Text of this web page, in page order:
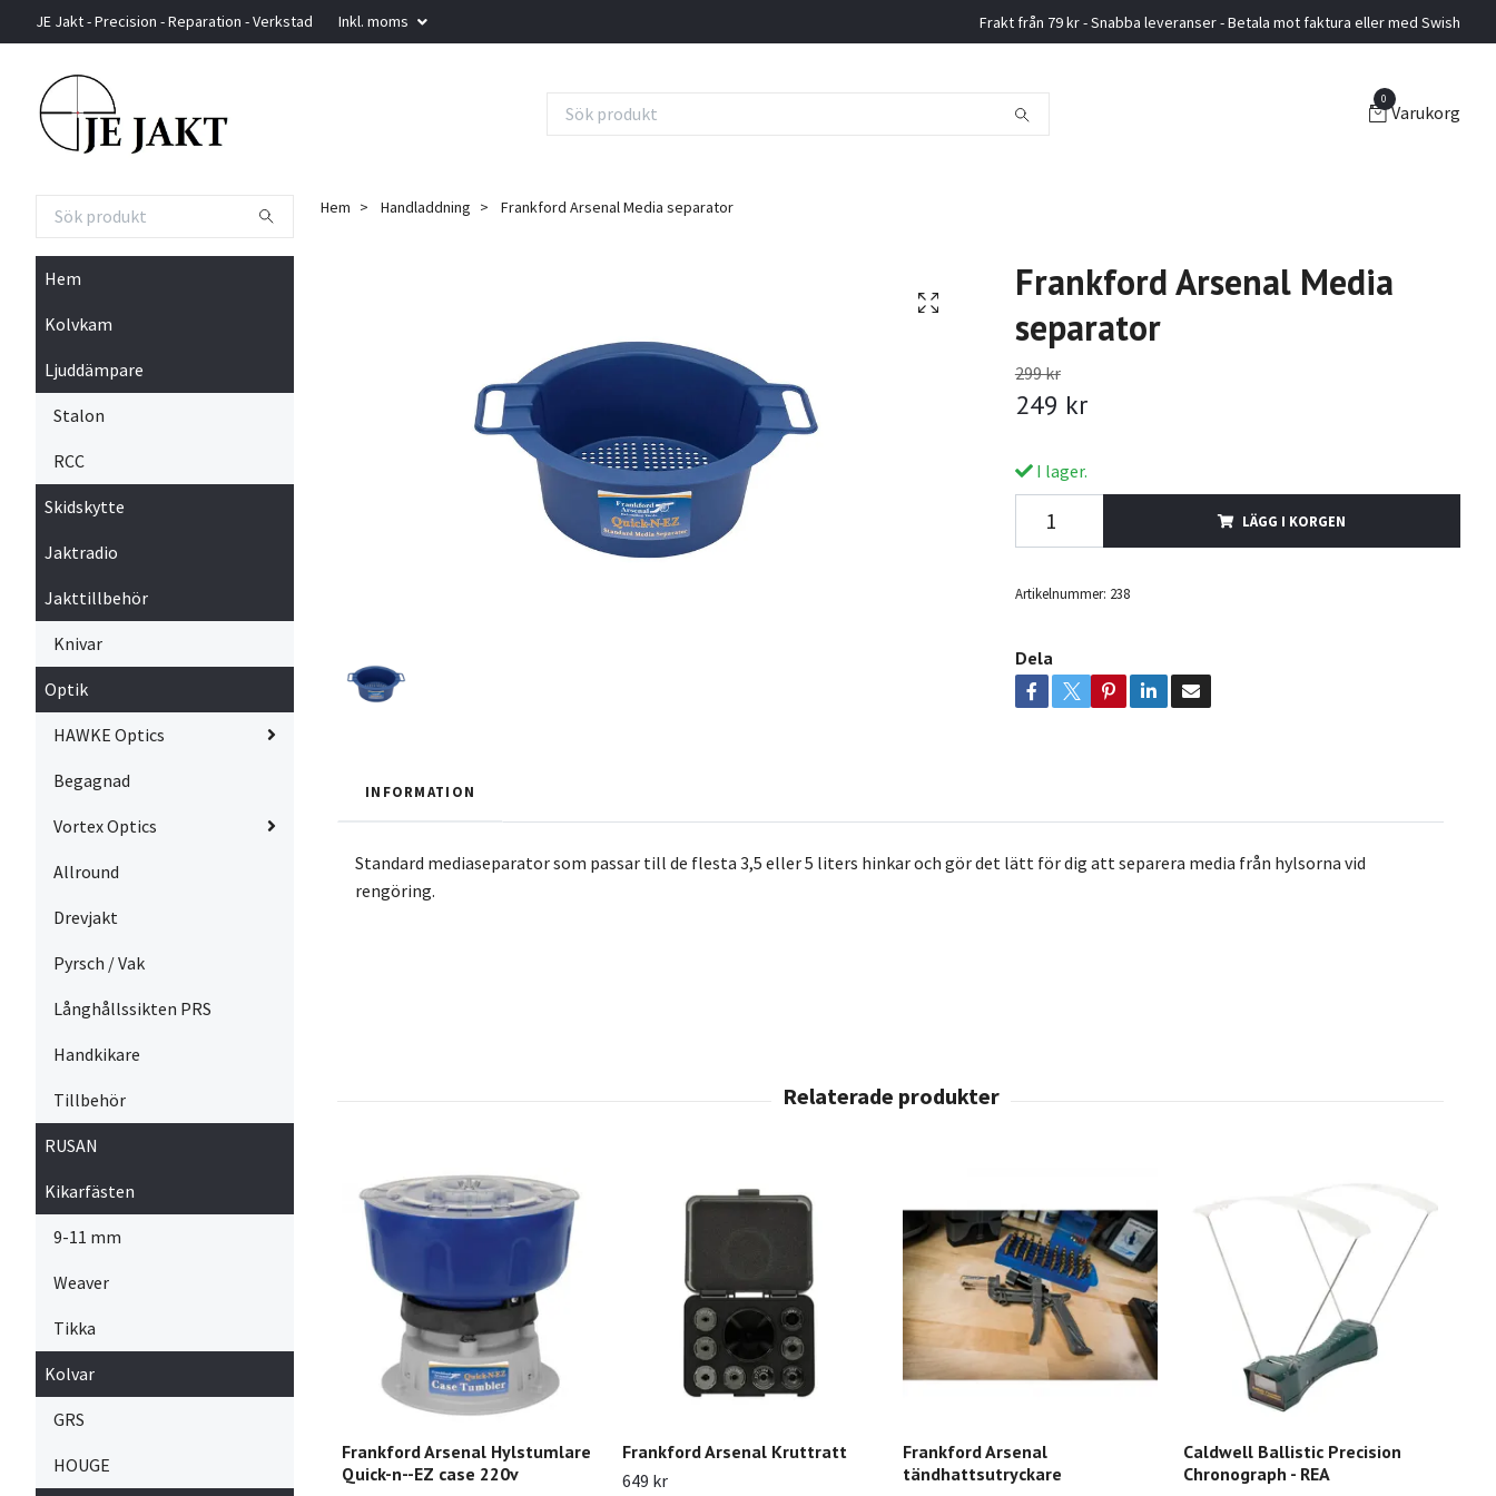
JE Jakt - Precision - Reparation - Verkstad Inkl. moms Frakt från 79 kr - Snabba leveranser - Betala mot faktura eller med Swish
0
Varukorg
Hem
Kolvkam
Ljuddämpare
Stalon
RCC
Skidskytte
Jaktradio
Jakttillbehör
Knivar
Optik
HAWKE Optics
Begagnad
Vortex Optics
Allround
Drevjakt
Pyrsch / Vak
Långhållssikten PRS
Handkikare
Tillbehör
RUSAN
Kikarfästen
9-11 mm
Weaver
Tikka
Kolvar
GRS
HOUGE
Hem Handladdning Frankford Arsenal Media separator
Frankford Arsenal Media
separator
299 kr
249 kr
I lager.
LÄGG I KORGEN
Artikelnummer: 238
Dela
INFORMATION
Standard mediaseparator som passar till de flesta 3,5 eller 5 liters hinkar och gör det lätt för dig att separera media från hylsorna vid
rengöring.
Frankford Arsenal Hylstumlare
Quick-n--EZ case 220v
Frankford Arsenal Kruttratt
649 kr
Frankford Arsenal
tändhattsutryckare
Caldwell Ballistic Precision
Chronograph - REA